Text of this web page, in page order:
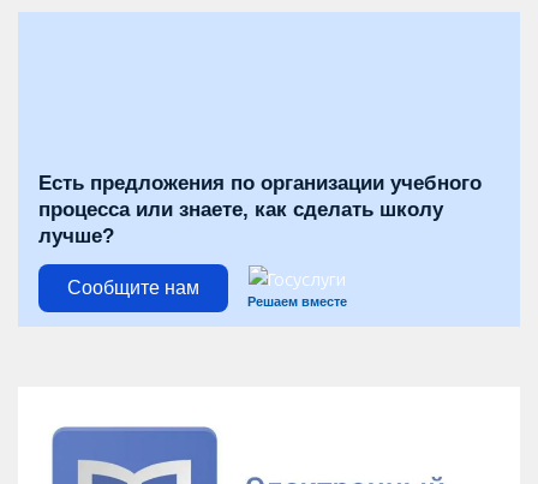
Есть предложения по организации учебного
процесса или знаете, как сделать школу
лучше?
Сообщите нам
Решаем вместе